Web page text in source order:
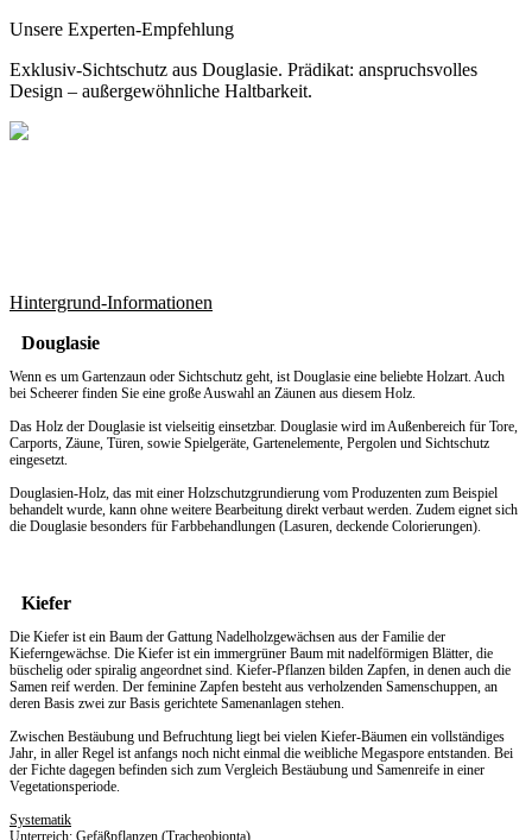
Unsere Experten-Empfehlung
Exklusiv-Sichtschutz aus Douglasie. Prädikat: anspruchsvolles
Design – außergewöhnliche Haltbarkeit.
Hintergrund-Informationen
Douglasie
Wenn es um Gartenzaun oder Sichtschutz geht, ist Douglasie eine beliebte Holzart. Auch
bei Scheerer finden Sie eine große Auswahl an Zäunen aus diesem Holz.
Das Holz der Douglasie ist vielseitig einsetzbar. Douglasie wird im Außenbereich für Tore,
Carports, Zäune, Türen, sowie Spielgeräte, Gartenelemente, Pergolen und Sichtschutz
eingesetzt.
Douglasien-Holz, das mit einer Holzschutzgrundierung vom Produzenten zum Beispiel
behandelt wurde, kann ohne weitere Bearbeitung direkt verbaut werden. Zudem eignet sich
die Douglasie besonders für Farbbehandlungen (Lasuren, deckende Colorierungen).
Kiefer
Die Kiefer ist ein Baum der Gattung Nadelholzgewächsen aus der Familie der
Kieferngewächse. Die Kiefer ist ein immergrüner Baum mit nadelförmigen Blätter, die
büschelig oder spiralig angeordnet sind. Kiefer-Pflanzen bilden Zapfen, in denen auch die
Samen reif werden. Der feminine Zapfen besteht aus verholzenden Samenschuppen, an
deren Basis zwei zur Basis gerichtete Samenanlagen stehen.
Zwischen Bestäubung und Befruchtung liegt bei vielen Kiefer-Bäumen ein vollständiges
Jahr, in aller Regel ist anfangs noch nicht einmal die weibliche Megaspore entstanden. Bei
der Fichte dagegen befinden sich zum Vergleich Bestäubung und Samenreife in einer
Vegetationsperiode.
Systematik
Unterreich: Gefäßpflanzen (Tracheobionta)